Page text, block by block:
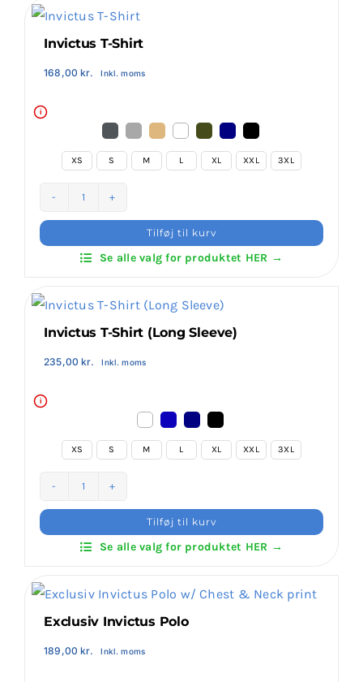
Invictus T-Shirt
168,00kr. Inkl. moms
i
XS S M L XL XXL 3XL
Shirt
antal
Tilføj til kurv
Se alle valg for produktet HER →
Invictus T-Shirt (Long Sleeve)
235,00kr. Inkl. moms
i
XS S M L XL XXL 3XL
Shirt
(Long
antal
Tilføj til kurv
Se alle valg for produktet HER →
Exclusiv Invictus Polo
189,00kr. Inkl. moms